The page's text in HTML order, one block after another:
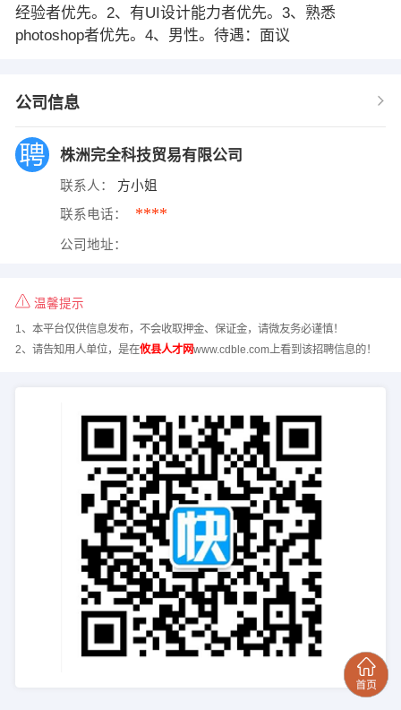
经验者优先。2、有UI设计能力者优先。3、熟悉
photoshop者优先。4、男性。待遇：面议
公司信息
株洲完全科技贸易有限公司
联系人： 方小姐
联系电话： ****
公司地址：
温馨提示
1、本平台仅供信息发布，不会收取押金、保证金，请微友务必谨慎！
2、请告知用人单位，是在攸县人才网www.cdble.com上看到该招聘信息的！